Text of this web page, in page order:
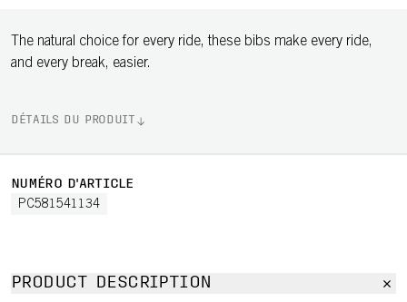
The natural choice for every ride, these bibs make every ride,
and every break, easier.
DÉTAILS DU PRODUIT
NUMÉRO D'ARTICLE
PC581541134
PRODUCT DESCRIPTION